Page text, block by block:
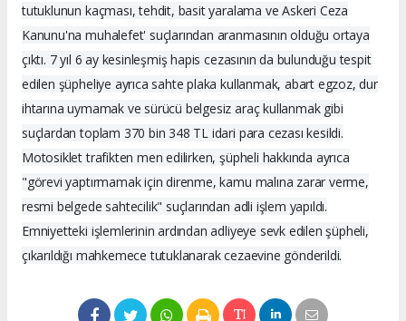
tutuklunun kaçması, tehdit, basit yaralama ve Askeri Ceza
Kanunu'na muhalefet' suçlarından aranmasının olduğu ortaya
çıktı. 7 yıl 6 ay kesinleşmiş hapis cezasının da bulunduğu tespit
edilen şüpheliye ayrıca sahte plaka kullanmak, abart egzoz, dur
ihtarına uymamak ve sürücü belgesiz araç kullanmak gibi
suçlardan toplam 370 bin 348 TL idari para cezası kesildi.
Motosiklet trafikten men edilirken, şüpheli hakkında ayrıca
"görevi yaptırmamak için direnme, kamu malına zarar verme,
resmi belgede sahtecilik" suçlarından adli işlem yapıldı.
Emniyetteki işlemlerinin ardından adliyeye sevk edilen şüpheli,
çıkarıldığı mahkemece tutuklanarak cezaevine gönderildi.